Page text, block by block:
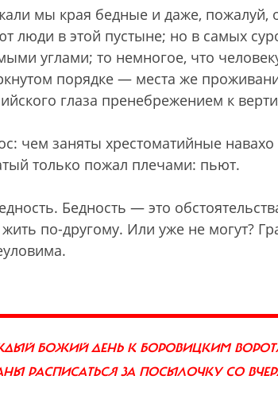
мы края бедные и даже, пожалуй,
люди в этой пустыне; но в самых
углами; то немногое, что
порядке — места же
глаза пренебрежением к
чем заняты хрестоматийные
только пожал плечами: пьют.
Бедность — это
жить по-другому. Или уже не могут?
БОЖИЙ ДЕНЬ К БОРОВИЦКИМ
РАСПИСАТЬСЯ ЗА ПОСЫЛОЧКУ СО